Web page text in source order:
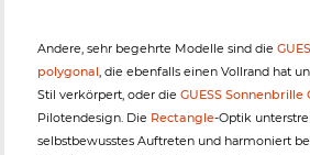
Andere, sehr begehrte Modelle sind die
polygonal, die ebenfalls einen Vollrand hat
Stil verkörpert, oder die GUESS Sonnenbrille
Pilotendesign. Die Rectangle-Optik
selbstbewusstes Auftreten und harmoniert